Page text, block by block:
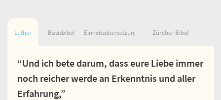
Luther Basisbibel Einheitsübersetzung Zürcher Bibel
“Und ich bete darum, dass eure Liebe immer
noch reicher werde an Erkenntnis und aller
Erfahrung,”